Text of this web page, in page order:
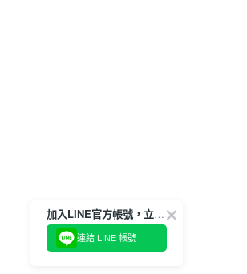
加入LINE官方帳號，立即獲得$100購物金!
連結 LINE 帳號